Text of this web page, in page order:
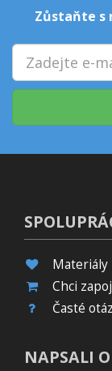
Zůstaňte s
Materiály
Chci
Časté
NAPSALI